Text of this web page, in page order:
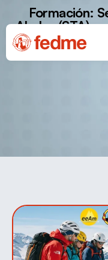
Formación:
Aludes (STA) –